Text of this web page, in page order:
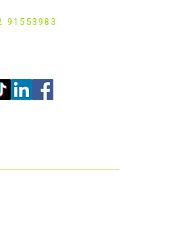
91553983